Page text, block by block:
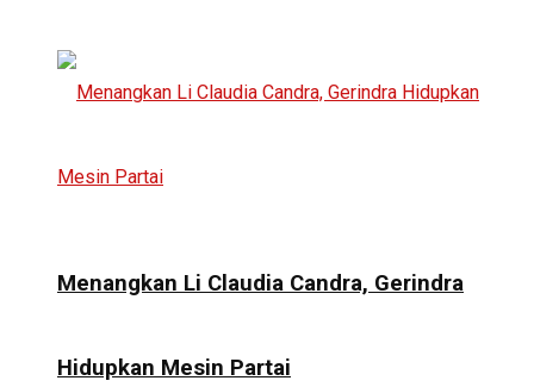
Menangkan Li Claudia Candra, Gerindra
Hidupkan Mesin Partai